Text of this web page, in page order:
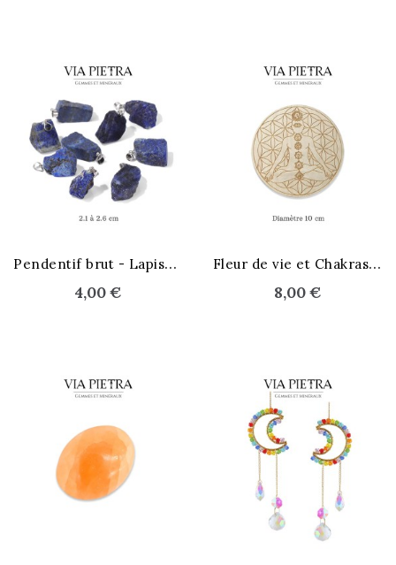
P
endentif brut - Lapis-Lazuli
4,00 €
F
leur de vie et Chakras 10 cm
8,00 €